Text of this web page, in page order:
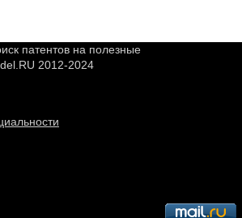
патентов на полезные
2012-2024